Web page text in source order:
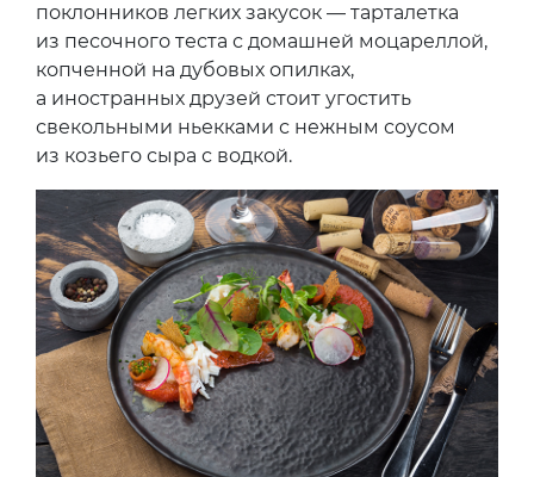
поклонников легких закусок — тарталетка
из песочного теста с домашней моцареллой,
копченной на дубовых опилках,
а иностранных друзей стоит угостить
свекольными ньекками с нежным соусом
из козьего сыра с водкой.